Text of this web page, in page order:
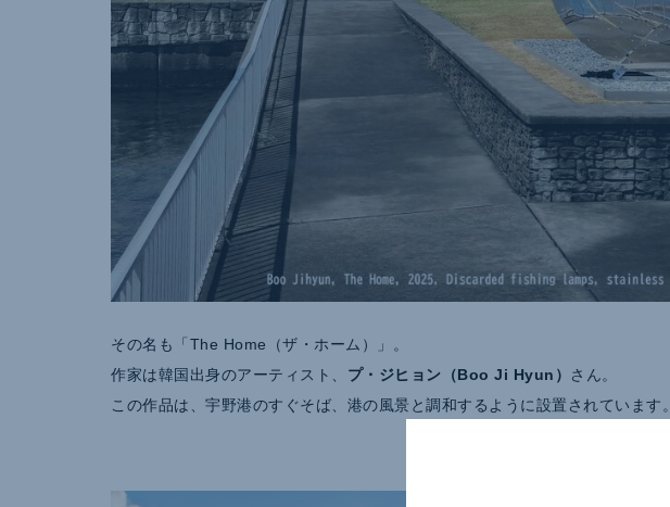
その名も「The Home（ザ・ホーム）」。
作家は韓国出身のアーティスト、 プ・ジヒョン（Boo Ji Hyun）
さん。
この作品は、宇野港のすぐそば、港の風景と調和するように設置されています。